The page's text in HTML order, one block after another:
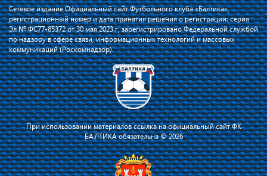
Сетевое издание Официальный сайт Футбольного клуба «Балтика»,
регистрационный номер и дата принятия решения о регистрации: серия
Эл № ФС77-85372 от 30 мая 2023 г, зарегистрировано Федеральной службой
по надзору в сфере связи, информационных технологий и массовых
коммуникаций (Роскомнадзор).
При использовании материалов ссылка на официальный сайт ФК
БАЛТИКА обязательна © 2026